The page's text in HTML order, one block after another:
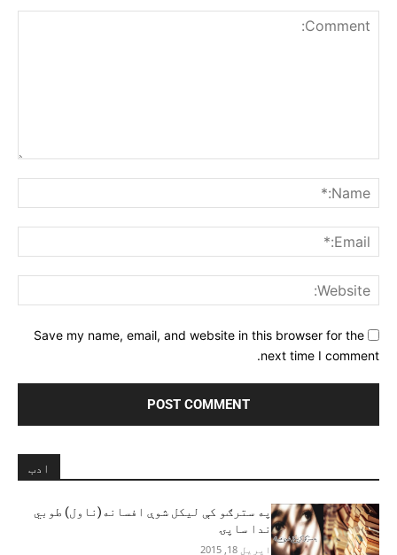
Save my name, email, and website in this browser for the
next time I comment.
ادب
په سترګو کې ليکل شوې افسانه(ناول) طوبي
ندا ساپۍ
اپریل 18, 2015